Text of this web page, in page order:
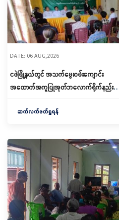
DATE: 06 AUG,2026
ငဖဲမြို့နယ်တွင် အသက်မွေးဝမ်းကျောင်း
အထောက်အကူပြုအုတ်ဘလောက်ရိုက်နည်း
ဆက်လက်ဖတ်ရှုရန်